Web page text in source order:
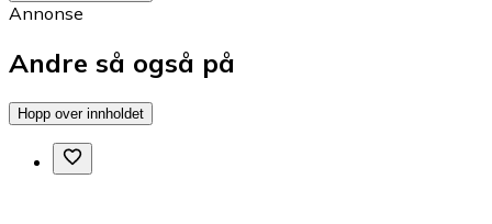
Annonse
Andre så også på
Hopp over innholdet